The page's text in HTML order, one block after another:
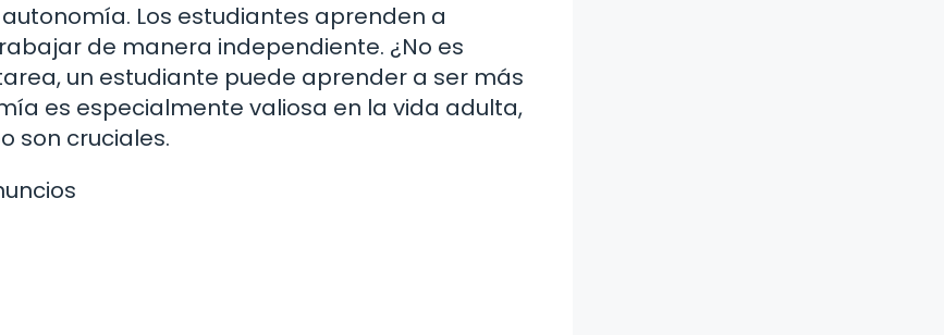
Los estudiantes aprenden a
de manera independiente. ¿No es
un estudiante puede aprender a ser más
es especialmente valiosa en la vida adulta,
son cruciales.